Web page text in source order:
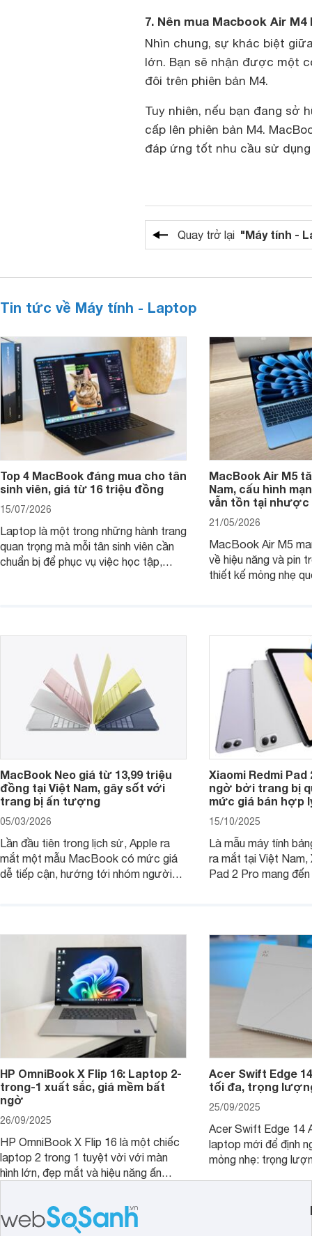
7. Nên mua Macbook Air
Nhìn chung, sự khác biệt
lớn. Bạn sẽ nhận được một
đôi trên phiên bản M4.
Tuy nhiên, nếu bạn đang sở
cấp lên phiên bản M4.
đáp ứng tốt nhu cầu sử
Quay trở lại "Máy tính -
Tin tức về Máy tính - Laptop
Top 4 MacBook đáng mua cho tân
sinh viên, giá từ 16 triệu đồng
15/07/2026
Laptop là một trong những hành trang
quan trọng mà mỗi tân sinh viên cần
chuẩn bị để phục vụ việc học tập,
MacBook đáng cân nhắc dành cho
MacBook Air M5
Nam, cấu hình
vẫn tồn tại nhược
21/05/2026
MacBook Air M5
về hiệu năng và pin
thiết kế mỏng nhẹ
MacBook Neo giá từ 13,99 triệu
đồng tại Việt Nam, gây sốt với
trang bị ấn tượng
05/03/2026
Lần đầu tiên trong lịch sử, Apple ra
mắt một mẫu MacBook có mức giá
dễ tiếp cận, hướng tới nhóm người
hút sự quan tâm lớn từ thị trường.
Xiaomi Redmi Pad
ngờ bởi trang bị
mức giá bán hợp
15/10/2025
Là mẫu máy tính
ra mắt tại Việt Nam,
Pad 2 Pro mang
HP OmniBook X Flip 16: Laptop 2-
trong-1 xuất sắc, giá mềm bất
ngờ
26/09/2025
HP OmniBook X Flip 16 là một chiếc
laptop 2 trong 1 tuyệt vời với màn
hình lớn, đẹp mắt và hiệu năng ấn
mức giá vô cùng hấp dẫn, biến nó trở
thành một lựa chọn “đáng đồng tiền
Acer Swift Edge
tối đa, trọng
25/09/2025
Acer Swift Edge 14
laptop mới để định
mỏng nhẹ: trọng
năng AI hàng đầu,